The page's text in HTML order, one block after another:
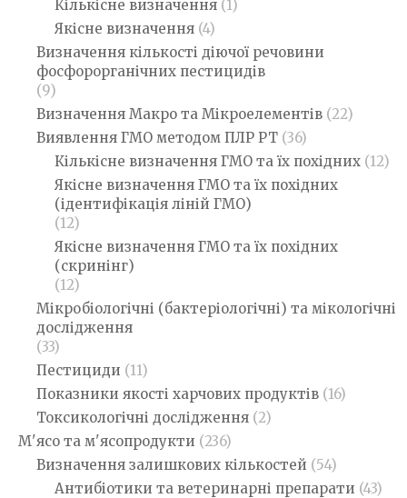
Кількісне визначення (1)
Якісне визначення (4)
Визначення кількості діючої речовини
фосфорорганічних пестицидів
(9)
Визначення Макро та Мікроелементів (22)
Виявлення ГМО методом ПЛР РТ (36)
Кількісне визначення ГМО та їх похідних (12)
Якісне визначення ГМО та їх похідних
(ідентифікація ліній ГМО)
(12)
Якісне визначення ГМО та їх похідних
(скринінг)
(12)
Мікробіологічні (бактеріологічні) та мікологічні
дослідження
(33)
Пестициди (11)
Показники якості харчових продуктів (16)
Токсикологічні дослідження (2)
М'ясо та м'ясопродукти (236)
Визначення залишкових кількостей (54)
Антибіотики та ветеринарні препарати (43)